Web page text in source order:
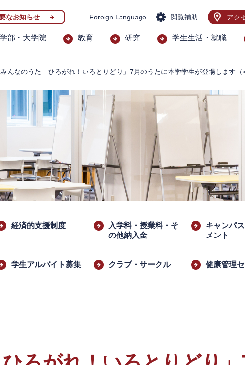
なお知らせ Foreign Language 閲覧補助 アク
学部・大学院 教育 研究 学生生活・就職
んなのうた ひろがれ！いろとりどり」7月のうたに本学学生が登場します（
経済的支援制度
入学料・授業料・そ
の他納入金
キャンパ
メント
学生アルバイト募集 クラブ・サークル 健康管理